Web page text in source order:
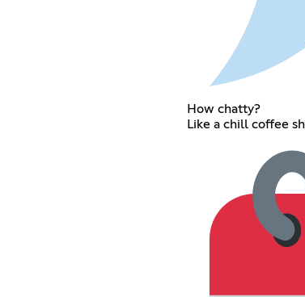
How chatty?
Like a chill coffee